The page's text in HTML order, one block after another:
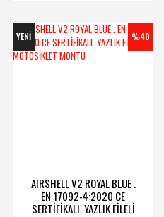
YENİ %40
AIRSHELL V2 ROYAL BLUE .
EN 17092-4:2020 CE
SERTİFİKALI. YAZLIK FİLELİ